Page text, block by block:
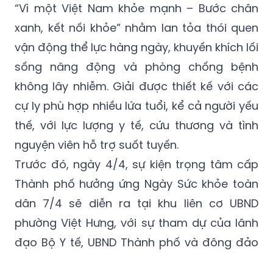
“Vì một Việt Nam khỏe mạnh – Bước chân
xanh, kết nối khỏe” nhằm lan tỏa thói quen
vận động thể lực hàng ngày, khuyến khích lối
sống năng động và phòng chống bệnh
không lây nhiễm. Giải được thiết kế với các
cự ly phù hợp nhiều lứa tuổi, kể cả người yếu
thế, với lực lượng y tế, cứu thương và tình
nguyện viên hỗ trợ suốt tuyến.
Trước đó, ngày 4/4, sự kiện trọng tâm cấp
Thành phố hưởng ứng Ngày Sức khỏe toàn
dân 7/4 sẽ diễn ra tại khu liên cơ UBND
phường Việt Hưng, với sự tham dự của lãnh
đạo Bộ Y tế, UBND Thành phố và đông đảo